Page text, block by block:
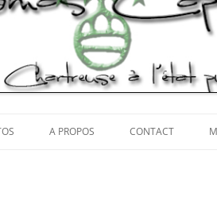
A PROPOS CONTACT